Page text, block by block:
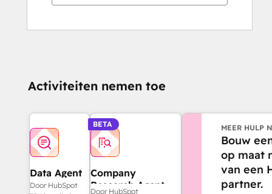
Activiteiten nemen toe
Data Agent
Door HubSpot
BETA
Company
Research Agent
Door HubSpot
MEER HULP
Bouw
op maat
van een
partner.